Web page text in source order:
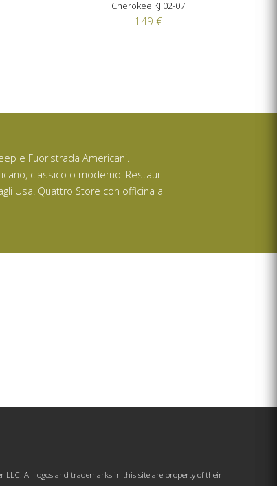
Cherokee KJ 02-07
149 €
e Fuoristrada Americani.
classico o moderno. Restauri
Usa. Quattro Store con officina a
All logos and trademarks in this site are property of their